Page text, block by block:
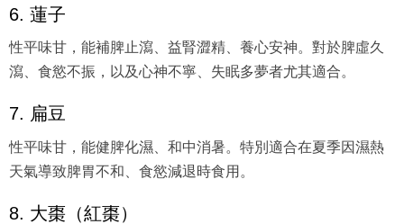
6. 蓮子
性平味甘，能補脾止瀉、益腎澀精、養心安神。對於脾虛久
瀉、食慾不振，以及心神不寧、失眠多夢者尤其適合。
7. 扁豆
性平味甘，能健脾化濕、和中消暑。特別適合在夏季因濕熱
天氣導致脾胃不和、食慾減退時食用。
8. 大棗（紅棗）